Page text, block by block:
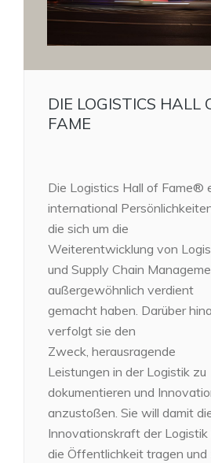
DIE LOGISTICS HALL
FAME
Die Logistics Hall of Fame®
international
die sich um die
Weiterentwicklung von
und Supply Chain
außergewöhnlich verdient
gemacht haben. Darüber
verfolgt sie den
Zweck, herausragende
Leistungen in der Logistik zu
dokumentieren und
anzustoßen. Sie will damit
Innovationskraft der Logistik
die Öffentlichkeit tragen und